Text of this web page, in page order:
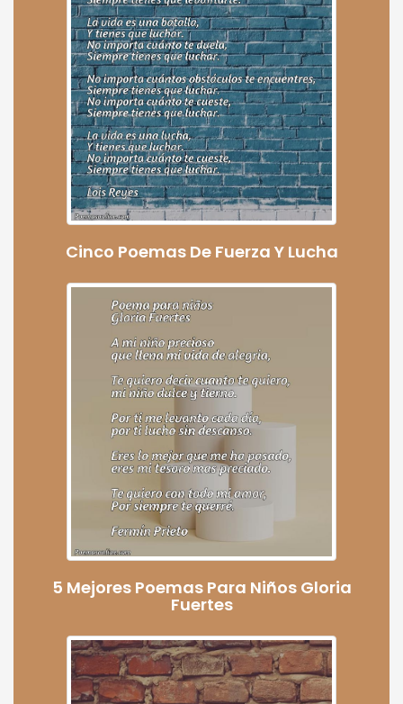
Cinco Poemas De Fuerza Y Lucha
5 Mejores Poemas Para Niños Gloria
Fuertes